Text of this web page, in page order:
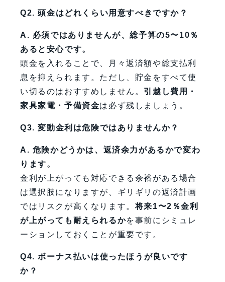
Q2. 頭金はどれくらい用意すべきですか？
A. 必須ではありませんが、総予算の5〜10％
あると安心です。
頭金を入れることで、月々返済額や総支払利
息を抑えられます。ただし、貯金をすべて使
い切るのはおすすめしません。 引越し費用・
家具家電・予備資金は必ず残しましょう。
Q3. 変動金利は危険ではありませんか？
A. 危険かどうかは、返済余力があるかで変わ
ります。
金利が上がっても対応できる余裕がある場合
は選択肢になりますが、ギリギリの返済計画
ではリスクが高くなります。将来1〜2％金利
が上がっても耐えられるかを事前にシミュレ
ーションしておくことが重要です。
Q4. ボーナス払いは使ったほうが良いです
か？